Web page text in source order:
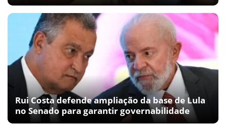
Rui Costa defende ampliação da base de Lula
no Senado para garantir governabilidade